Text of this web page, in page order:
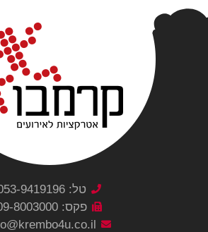
טל: 053-9419196
פקס: 09-8003000